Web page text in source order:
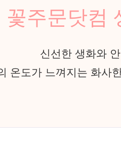
꽃주문닷컴
신선한 생화와
온도가 느껴지는 화사